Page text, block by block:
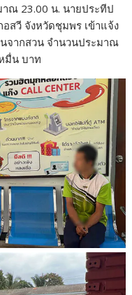
าณ 23.00 น. นายประทีป
สวี จังหวัดชุมพร เข้าแจ้ง
จากสวน จำนวนประมาณ
มื่น บาท